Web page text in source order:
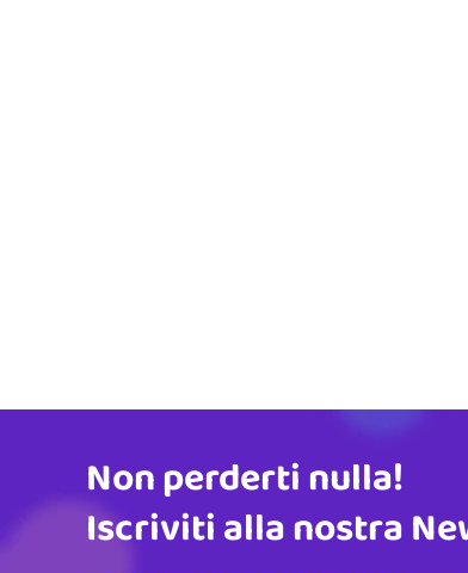
Indirizzo email
Non perderti nulla!
Iscriviti alla nostra